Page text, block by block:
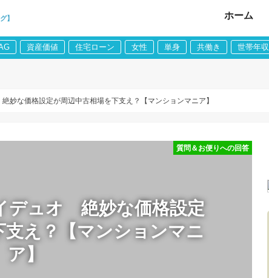
】
ホーム
資産価値 住宅ローン 女性 単身 共働き 世帯年収
妙な価格設定が周辺中古相場を下支え？【マンションマニア】
デュオ 絶妙な価格設定
え？【マンションマニ
ア】
質問＆お便りへの回答